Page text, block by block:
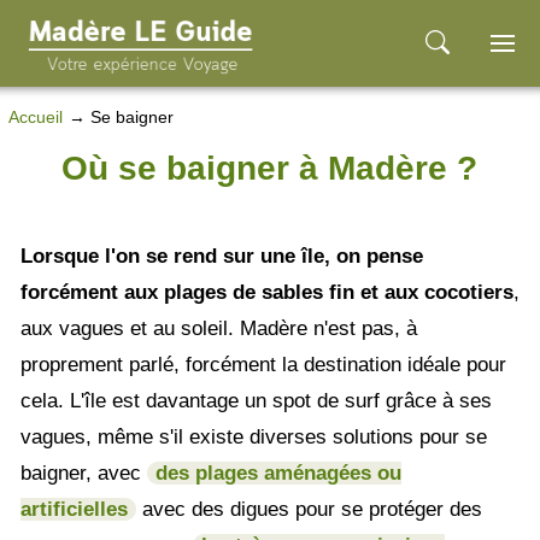
Accueil Se baigner
Où se baigner à Madère ?
Lorsque l'on se rend sur une île, on pense
forcément aux plages de sables fin et aux cocotiers,
aux vagues et au soleil. Madère n'est pas, à
proprement parlé, forcément la destination idéale pour
cela. L'île est davantage un spot de surf grâce à ses
vagues, même s'il existe diverses solutions pour se
baigner, avec
des plages aménagées ou
artificielles avec des digues pour se protéger des